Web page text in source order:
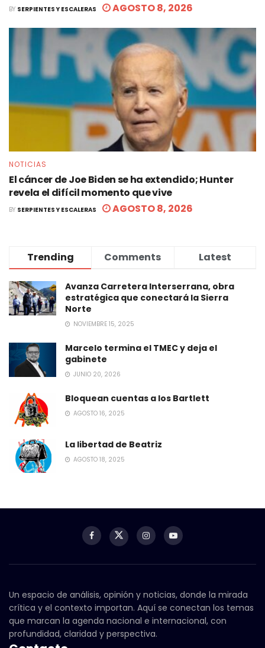
BY SERPIENTES Y ESCALERAS AGOSTO 8, 2026
NOTICIAS
El cáncer de Joe Biden se ha extendido; Hunter
revela el difícil momento que vive
BY SERPIENTES Y ESCALERAS AGOSTO 8, 2026
Trending Comments Latest
Avanza Carretera Interserrana, obra
estratégica que conectará la Sierra
Norte
NOVIEMBRE 15, 2025
Marcelo termina el TMEC y deja el
gabinete
JUNIO 20, 2026
Bloquean cuentas a los Bartlett
AGOSTO 16, 2025
La libertad de Beatriz
AGOSTO 18, 2025
Un espacio de análisis, opinión y noticias, donde la mirada
crítica y el contexto importan. Aquí se conectan los temas
que marcan la agenda nacional e internacional, con
profundidad, claridad y perspectiva.